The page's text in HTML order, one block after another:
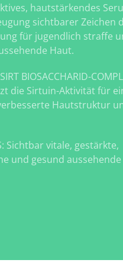
hautstärkendes
sichtbarer Zeichen
für jugendlich straffe
Haut.
BIOSACCHARID-
die Sirtuin-Aktivität für
Hautstruktur
Sichtbar vitale, gestärkte,
und gesund aussehende